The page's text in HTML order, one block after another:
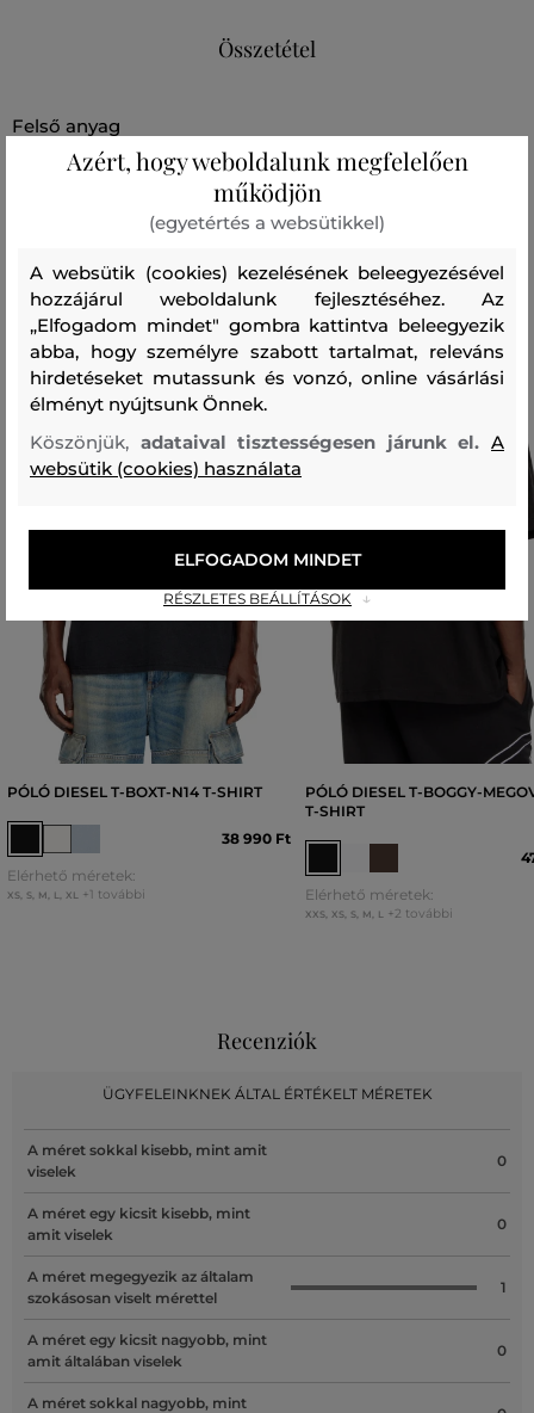
Összetétel
felső anyag
100 %
Ajánlott termékek
PÓLÓ DIESEL T-BOXT-N14 T-SHIRT
38 990 Ft
Elérhető méretek:
XS S M L XL +1 további
PÓLÓ DIESEL T-BOGGY-
T-SHIRT
Elérhető méretek:
XXS XS S M L +2 további
Recenziók
ÜGYFELEINKNEK ÁLTAL ÉRTÉKELT MÉRETEK
A méret sokkal kisebb, mint amit
viselek
0
A méret egy kicsit kisebb, mint
amit viselek
0
A méret megegyezik az általam
szokásosan viselt mérettel
1
A méret egy kicsit nagyobb, mint
amit általában viselek
0
A méret sokkal nagyobb, mint
Azért, hogy weboldalunk megfelelően
működjön
(egyetértés a websütikkel)
A websütik (cookies) kezelésének beleegyezésével
hozzájárul weboldalunk fejlesztéséhez. Az
„Elfogadom mindet" gombra kattintva beleegyezik
abba, hogy személyre szabott tartalmat, releváns
hirdetéseket mutassunk és vonzó, online vásárlási
élményt nyújtsunk Önnek.
Köszönjük, adataival tisztességesen járunk el.A
websütik (cookies) használata
RÉSZLETES BEÁLLÍTÁSOK
ELFOGADOM MINDET